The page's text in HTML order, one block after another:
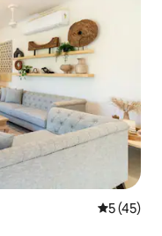
5 de uma
5 (45)